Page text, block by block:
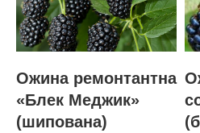
Ожина ремонтантна
«Блек Меджик»
(шипована)